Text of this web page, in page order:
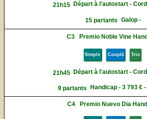
21h15 Départ à l'autostart -
15 partants Galop -
C3 Premio Noble Vine
Simple Couplé Trio
21h45 Départ à l'autostart -
9 partants Handicap - 3 793 €
C4 Premio Nuevo Dia